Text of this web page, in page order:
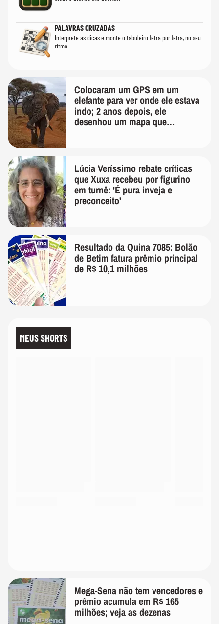
PALAVRAS CRUZADAS
Interprete as dicas e monte o tabuleiro letra por letra, no seu
ritmo.
Colocaram um GPS em um
elefante para ver onde ele estava
indo; 2 anos depois, ele
desenhou um mapa que
Lúcia Veríssimo rebate críticas
que Xuxa recebeu por figurino
em turnê: 'É pura inveja e
preconceito'
Resultado da Quina 7085: Bolão
de Betim fatura prêmio principal
de R$ 10,1 milhões
MEUS SHORTS
Mega-Sena não tem vencedores e
prêmio acumula em R$ 165
milhões; veja as dezenas